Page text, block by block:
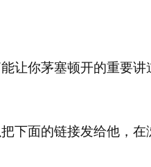
让你茅塞顿开的重要讲
下面的链接发给他，在